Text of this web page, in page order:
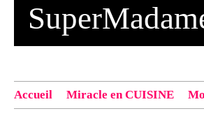
Accueil Miracle en CUISINE